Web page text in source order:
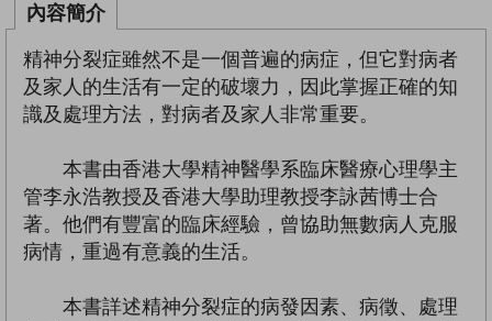
內容簡介
精神分裂症雖然不是一個普遍的病症，但它對病者
及家人的生活有一定的破壞力，因此掌握正確的知
識及處理方法，對病者及家人非常重要。
本書由香港大學精神醫學系臨床醫療心理學主
管李永浩教授及香港大學助理教授李詠茜博士合
著。他們有豐富的臨床經驗，曾協助無數病人克服
病情，重過有意義的生活。
本書詳述精神分裂症的病發因素、病徵、處理